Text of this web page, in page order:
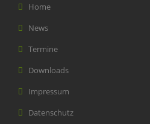
Home
News
Termine
Downloads
Impressum
Datenschutz